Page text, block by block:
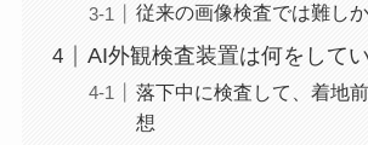
従来の画像検査では難し
AI外観検査装置は何をして
落下中に検査して、着地
想